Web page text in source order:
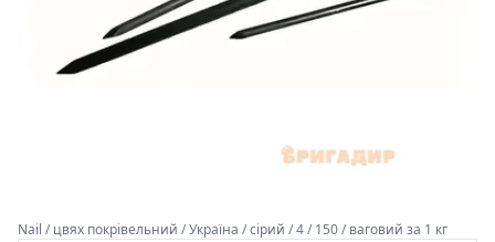
Nail / цвях покрівельний / Україна / сірий / 4 / 150 / ваговий за 1 кг